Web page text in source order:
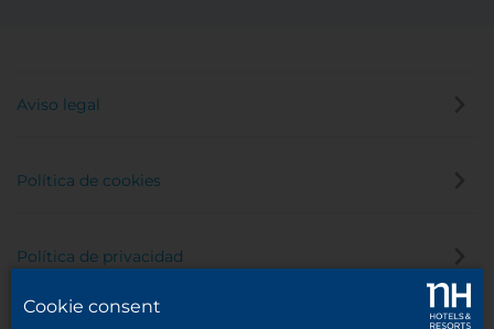
Aviso legal
Política de cookies
Política de privacidad
Cookie consent